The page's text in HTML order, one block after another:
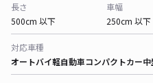
長さ
500cm 以下
車幅
250cm 以下
対応車種
オートバイ軽自動車コンパクトカー